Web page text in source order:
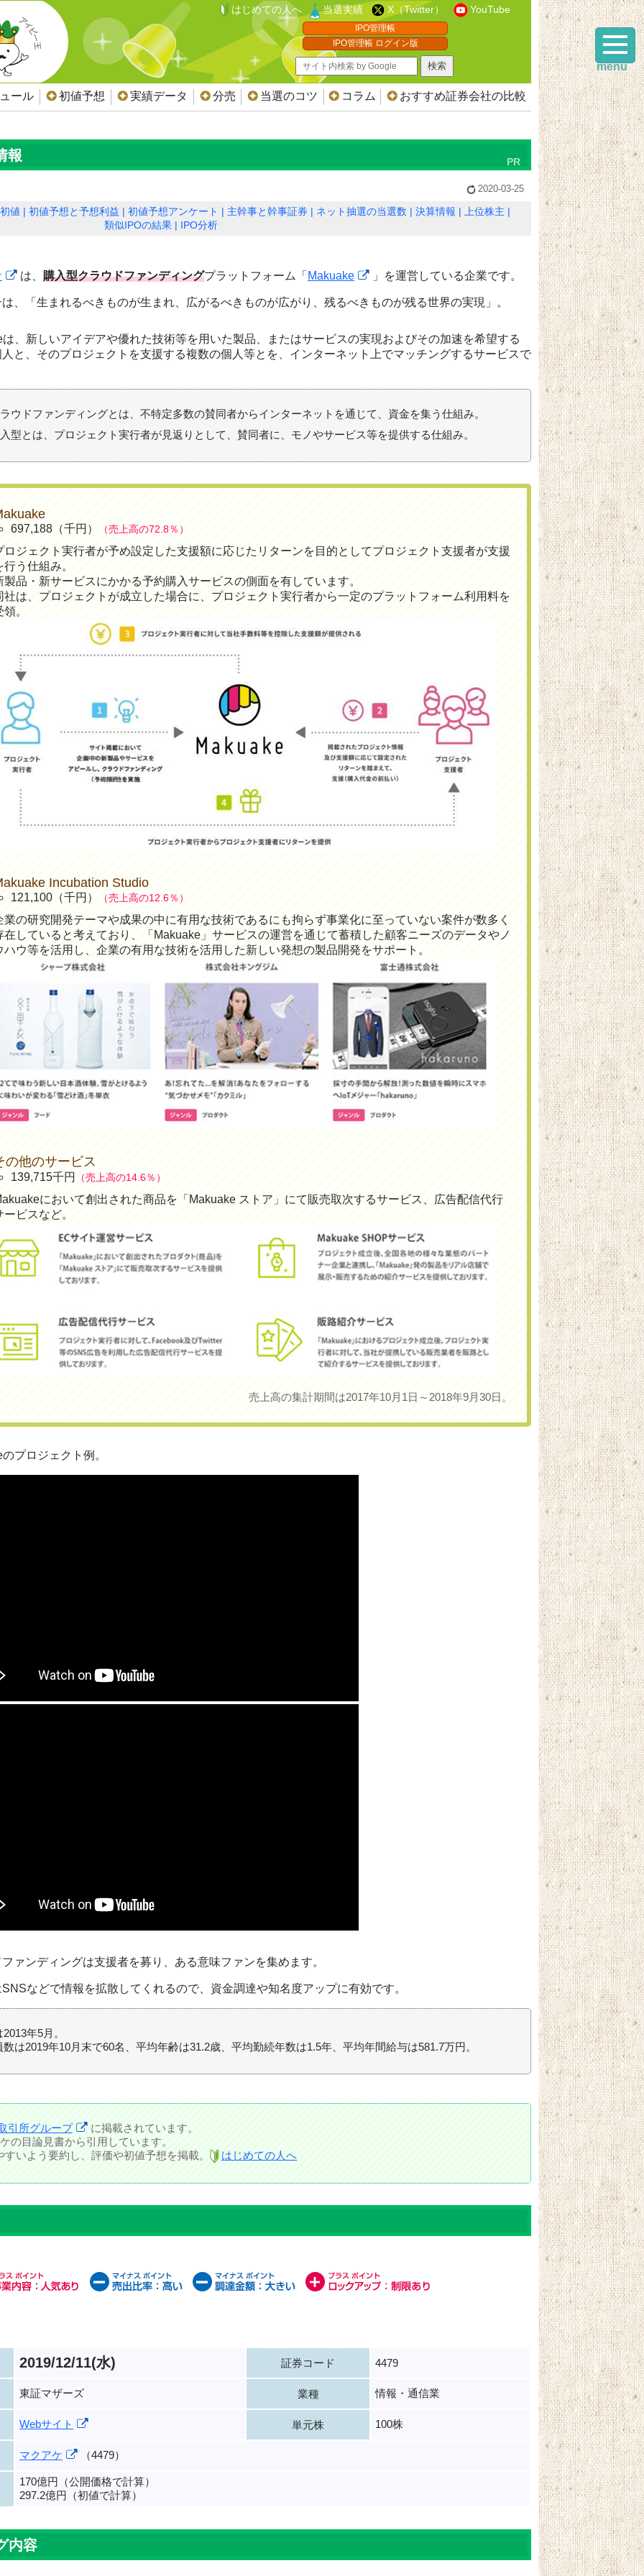
はじめての人へ 当選実績 X（Twitter） YouTube
IPO管理帳
IPO管理帳 ログイン版
ール 初値予想 実績データ 分売 当選のコツ コラム おすすめ証券会社の比較
報
2020-03-25
値 初値予想と予想利益 初値予想アンケート 主幹事と幹事証券 ネット抽選の当選数 決算情報
上位株主
類似IPOの結果
IPO分析
は、 購入型クラウドファンディングプラットフォーム「 Makuake 」を運営している企業です。
、「生まれるべきものが生まれ、広がるべきものが広がり、残るべきものが残る世界の実現」。
、新しいアイデアや優れた技術等を用いた製品、またはサービスの実現およびその加速を希望する
と、そのプロジェクトを支援する複数の個人等とを、インターネット上でマッチングするサービスで
ウドファンディングとは、不特定多数の賛同者からインターネットを通じて、資金を集う仕組み。
型とは、プロジェクト実行者が見返りとして、賛同者に、モノやサービス等を提供する仕組み。
697,188（千円） （売上高の72.8％）
ロジェクト実行者が予め設定した支援額に応じたリターンを目的としてプロジェクト支援者が支援
行う仕組み。
製品・新サービスにかかる予約購入サービスの側面を有しています。
社は、プロジェクトが成立した場合に、プロジェクト実行者から一定のプラットフォーム利用料を
領。
Incubation Studio
121,100（千円） （売上高の12.6％）
業の研究開発テーマや成果の中に有用な技術であるにも拘らず事業化に至っていない案件が数多く
在していると考えており、「Makuake」サービスの運営を通じて蓄積した顧客ニーズのデータやノ
ハウ等を活用し、企業の有用な技術を活用した新しい発想の製品開発をサポート。
の他のサービス
139,715千円 （売上高の14.6％）
において創出された商品を「Makuake ストア」にて販売取次するサービス、広告配信代行
ービスなど。
売上高の集計期間は2017年10月1日～2018年9月30日。
プロジェクト例。
ァンディングは支援者を募り、ある意味ファンを集めます。
などで情報を拡散してくれるので、資金調達や知名度アップに有効です。
年5月。
数は2019年10月末で60名、平均年齢は31.2歳、平均勤続年数は1.5年、平均年間給与は581.7万円。
引所グループ
に掲載されています。
の目論見書から引用しています。
いよう要約し、評価や初値予想を掲載。
はじめての人へ
2019/12/11(水) 証券コード 4479
東証マザーズ 業種 情報・通信業
Webサイト 単元株 100株
マクアケ （4479）
170億円（公開価格で計算）
297.2億円（初値で計算）
内容
menu